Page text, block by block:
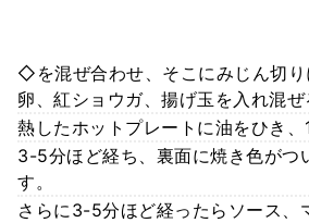
◇を混ぜ合わせ、そこにみじん切り
卵、紅ショウガ、揚げ玉を入れ混ぜ
熱したホットプレートに油をひき、
3-5分ほど経ち、裏面に焼き色がつ
す。
さらに3-5分ほど経ったらソース、